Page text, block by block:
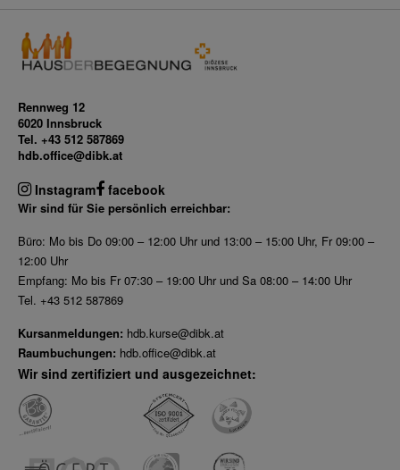
Rennweg 12
6020 Innsbruck
Tel. +43 512 587869
hdb.office@dibk.at
Instagram facebook
Wir sind für Sie persönlich erreichbar:
Büro: Mo bis Do 09:00 – 12:00 Uhr und 13:00 – 15:00 Uhr, Fr 09:00 –
12:00 Uhr
Empfang: Mo bis Fr 07:30 – 19:00 Uhr und Sa 08:00 – 14:00 Uhr
Tel. +43 512 587869
Kursanmeldungen: hdb.kurse@dibk.at
Raumbuchungen: hdb.office@dibk.at
Wir sind zertifiziert und ausgezeichnet: